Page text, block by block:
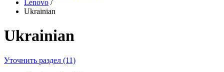
Lenovo /
Ukrainian
Ukrainian
Уточнить раздел (11)